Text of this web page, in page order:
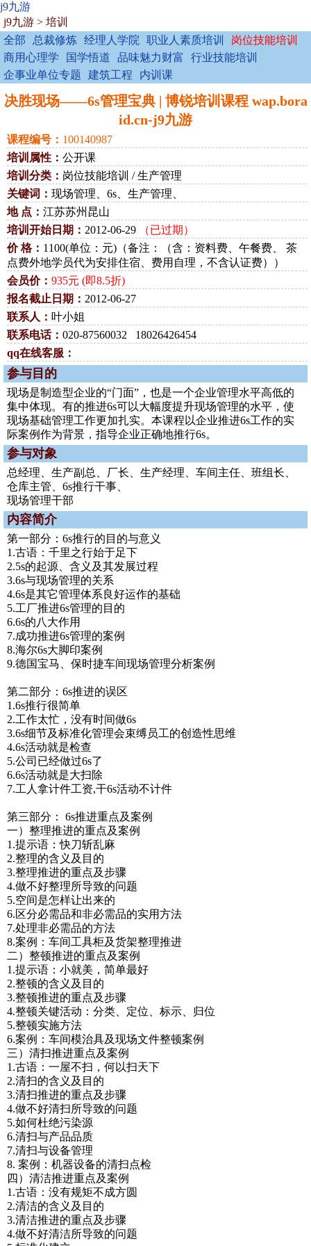
j9九游
j9九游 > 培训
全部
总裁修炼 经理人学院 职业人素质培训
岗位技能培训
商用心理学
国学悟道 品味魅力财富
行业技能培训
企事业单位专题
建筑工程 内训课
决胜现场——6s管理宝典 | 博锐培训课程 wap.bora
id.cn-j9九游
课程编号： 100140987
培训属性： 公开课
培训分类： 岗位技能培训 / 生产管理
关键词： 现场管理、6s、生产管理、
地 点： 江苏苏州昆山
培训开始日期： 2012-06-29
（已过期）
价 格： 1100(单位：元)（备注：（含：资料费、午餐费、 茶
点费外地学员代为安排住宿、费用自理，不含认证费））
会员价： 935元 (即8.5折)
报名截止日期： 2012-06-27
联系人： 叶小姐
联系电话： 020-87560032 18026426454
qq在线客服：
参与目的
现场是制造型企业的“门面”，也是一个企业管理水平高低的
集中体现。有的推进6s可以大幅度提升现场管理的水平，使
现场基础管理工作更加扎实。本课程以企业推进6s工作的实
际案例作为背景，指导企业正确地推行6s。
参与对象
总经理、生产副总、厂长、生产经理、车间主任、班组长、
仓库主管、6s推行干事、
现场管理干部
内容简介
第一部分：6s推行的目的与意义
1.古语：千里之行始于足下
2.5s的起源、含义及其发展过程
3.6s与现场管理的关系
4.6s是其它管理体系良好运作的基础
5.工厂推进6s管理的目的
6.6s的八大作用
7.成功推进6s管理的案例
8.海尔6s大脚印案例
9.德国宝马、保时捷车间现场管理分析案例
第二部分：6s推进的误区
1.6s推行很简单
2.工作太忙，没有时间做6s
3.6s细节及标准化管理会束缚员工的创造性思维
4.6s活动就是检查
5.公司已经做过6s了
6.6s活动就是大扫除
7.工人拿计件工资,干6s活动不计件
第三部分： 6s推进重点及案例
一）整理推进的重点及案例
1.提示语：快刀斩乱麻
2.整理的含义及目的
3.整理推进的重点及步骤
4.做不好整理所导致的问题
5.空间是怎样让出来的
6.区分必需品和非必需品的实用方法
7.处理非必需品的方法
8.案例：车间工具柜及货架整理推进
二）整顿推进的重点及案例
1.提示语：小就美，简单最好
2.整顿的含义及目的
3.整顿推进的重点及步骤
4.整顿关键活动：分类、定位、标示、归位
5.整顿实施方法
6.案例：车间模治具及现场文件整顿案例
三）清扫推进重点及案例
1.古语：一屋不扫，何以扫天下
2.清扫的含义及目的
3.清扫推进的重点及步骤
4.做不好清扫所导致的问题
5.如何杜绝污染源
6.清扫与产品品质
7.清扫与设备管理
8. 案例：机器设备的清扫点检
四）清洁推进重点及案例
1.古语：没有规矩不成方圆
2.清洁的含义及目的
3.清洁推进的重点及步骤
4.做不好清洁所导致的问题